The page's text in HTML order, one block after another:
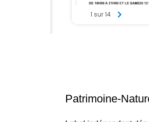
Patrimoine-